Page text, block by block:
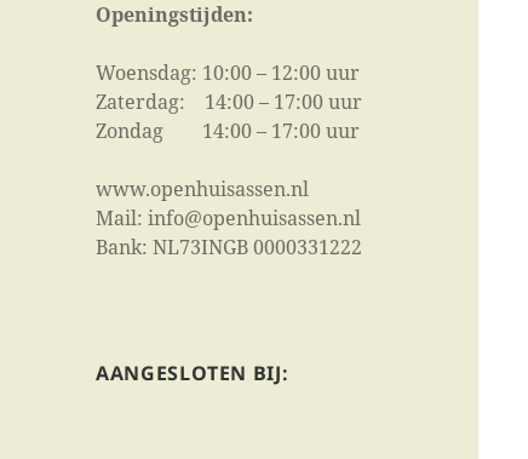
Openingstijden:
Woensdag: 10:00 – 12:00 uur
Zaterdag: 14:00 – 17:00 uur
Zondag 14:00 – 17:00 uur
www.openhuisassen.nl
Mail: info@openhuisassen.nl
Bank: NL73INGB 0000331222
AANGESLOTEN BIJ: